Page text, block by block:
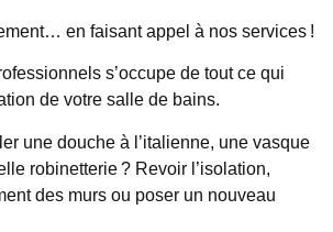
en faisant appel à nos services !
s’occupe de tout ce qui
de votre salle de bains.
une douche à l’italienne, une vasque
robinetterie ? Revoir l’isolation,
des murs ou poser un nouveau